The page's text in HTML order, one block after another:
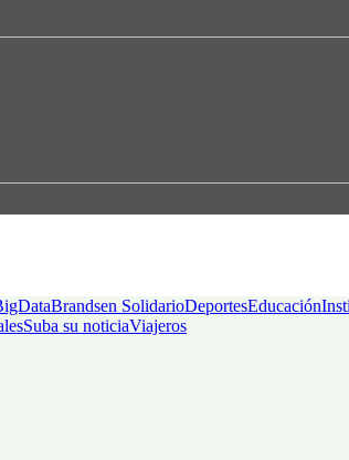
Brandsen SolidarioDeportesEducación
Suba su noticiaViajeros